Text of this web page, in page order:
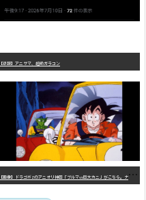
【悲報】アニサマ、超絶ガラコン
【
画像】ドラゴボZのアニオリ神回「ブルマvs巨大カニ」がこちら。ナメック星の海にドラゴボを落としたブルマと巨大カニのバトル